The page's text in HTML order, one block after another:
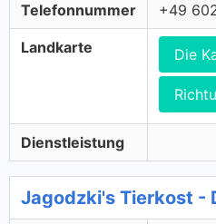
Telefonnummer +49
Landkarte Die
Dienstleistung
Jagodzki's Tierkost -